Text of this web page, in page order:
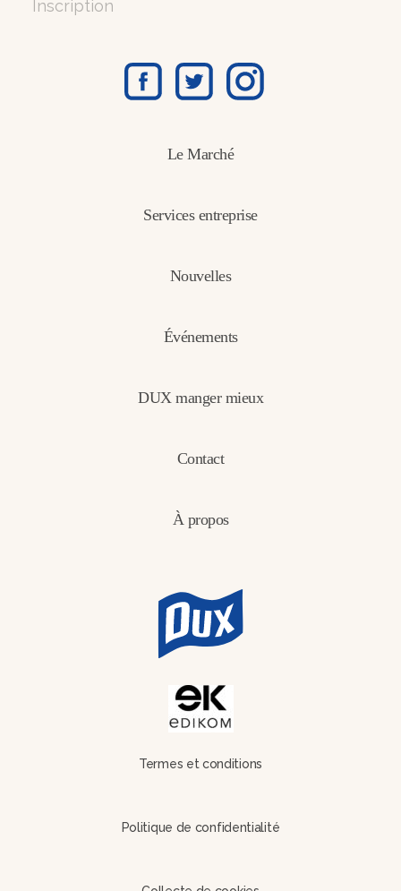
Inscription
Le Marché
Services entreprise
Nouvelles
Événements
DUX manger mieux
Contact
À propos
Termes et conditions
Politique de confidentialité